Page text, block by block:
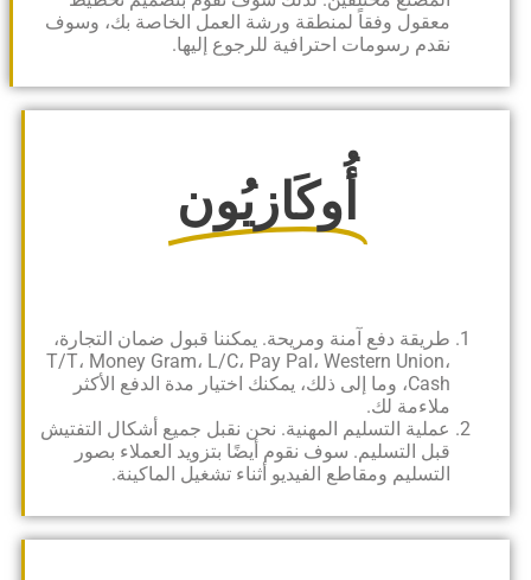
معقول وفقاً لمنطقة ورشة العمل الخاصة بك، وسوف
نقدم رسومات احترافية للرجوع إليها.
أُوكَازيُون
طريقة دفع آمنة ومريحة. يمكننا قبول ضمان التجارة،
T/T، Money Gram، L/C، Pay Pal، Western Union،
Cash، وما إلى ذلك، يمكنك اختيار مدة الدفع الأكثر
ملاءمة لك.
عملية التسليم المهنية. نحن نقبل جميع أشكال التفتيش
قبل التسليم. سوف نقوم أيضًا بتزويد العملاء بصور
التسليم ومقاطع الفيديو أثناء تشغيل الماكينة.